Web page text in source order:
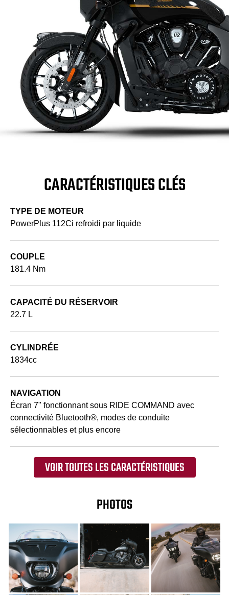
CARACTÉRISTIQUES CLÉS
TYPE DE MOTEUR
PowerPlus 112Ci refroidi par liquide
COUPLE
181.4 Nm
CAPACITÉ DU RÉSERVOIR
22.7 L
CYLINDRÉE
1834cc
NAVIGATION
Écran 7" fonctionnant sous RIDE COMMAND avec
connectivité Bluetooth®, modes de conduite
sélectionnables et plus encore
VOIR TOUTES LES CARACTÉRISTIQUES
PHOTOS